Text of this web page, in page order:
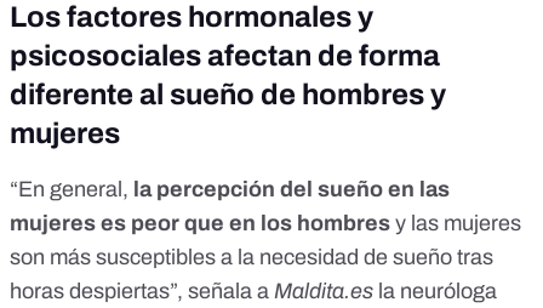
Los factores hormonales y
psicosociales afectan de forma
diferente al sueño de hombres y
mujeres
“En general, la percepción del sueño en las
mujeres es peor que en los hombres y las mujeres
son más susceptibles a la necesidad de sueño tras
horas despiertas”, señala a Maldita.es la neuróloga